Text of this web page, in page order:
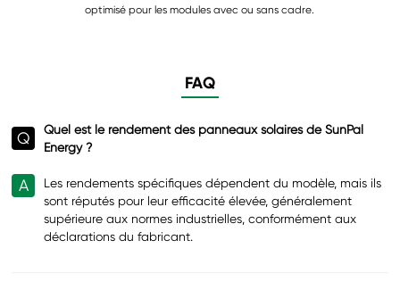
optimisé pour les modules avec ou sans cadre.
FAQ
Q
Quel est le rendement des panneaux solaires de SunPal
Energy ?
A
Les rendements spécifiques dépendent du modèle, mais ils
sont réputés pour leur efficacité élevée, généralement
supérieure aux normes industrielles, conformément aux
déclarations du fabricant.